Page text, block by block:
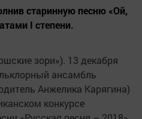
старинную песню «Ой,
I степени.
зори»). 13 декабря
ансамбль
Анжелика Карягина)
конкурсе